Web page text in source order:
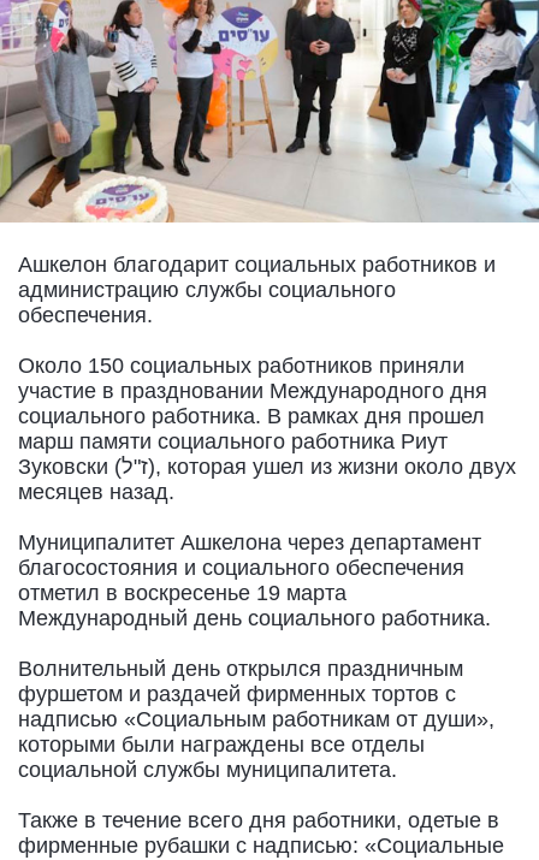
Ашкелон благодарит социальных работников и
администрацию службы социального
обеспечения.
Около 150 социальных работников приняли
участие в праздновании Международного дня
социального работника. В рамках дня прошел
марш памяти социального работника Риут
Зуковски (ז"ל), которая ушел из жизни около двух
месяцев назад.
Муниципалитет Ашкелона через департамент
благосостояния и социального обеспечения
отметил в воскресенье 19 марта
Международный день социального работника.
Волнительный день открылся праздничным
фуршетом и раздачей фирменных тортов с
надписью «Социальным работникам от души»,
которыми были награждены все отделы
социальной службы муниципалитета.
Также в течение всего дня работники, одетые в
фирменные рубашки с надписью: «Социальные